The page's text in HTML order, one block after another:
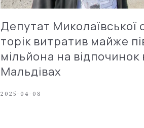
Депутат Миколаївської
торік витратив майже
мільйона на відпочинок
Мальдівах
2025-04-08